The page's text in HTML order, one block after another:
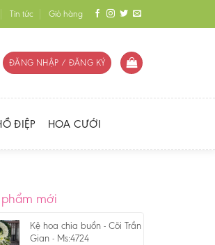
Tin tức Giỏ hàng
ĐĂNG NHẬP / ĐĂNG KÝ
ĐIỆP HOA CƯỚI
mới
Kệ hoa chia buồn - Cõi Trần
Gian - Ms:4724